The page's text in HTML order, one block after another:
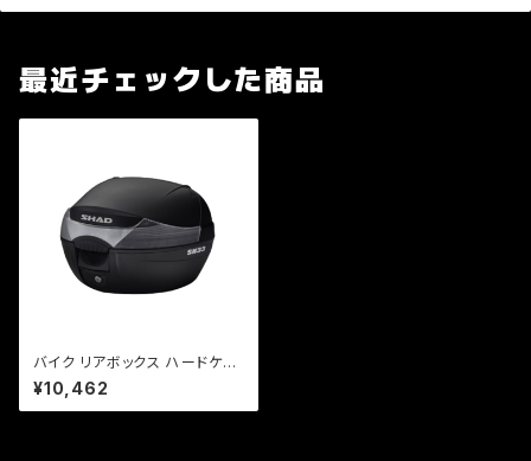
最近チェックした商品
バイク リアボックス ハードケー
ス SHAD SH33 リアボックス
無塗装ブラック
¥10,462